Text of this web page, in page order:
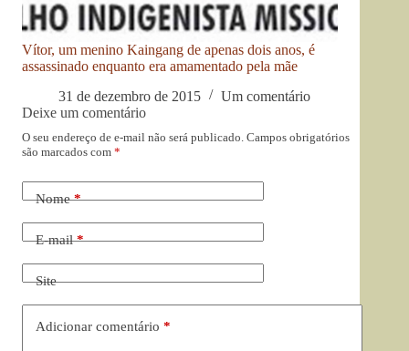
Vítor, um menino Kaingang de apenas dois anos, é
assassinado enquanto era amamentado pela mãe
31 de dezembro de 2015
Um comentário
Deixe um comentário
O seu endereço de e-mail não será publicado. Campos obrigatórios
são marcados com *
Nome*
E-mail*
Site
Adicionar comentário *